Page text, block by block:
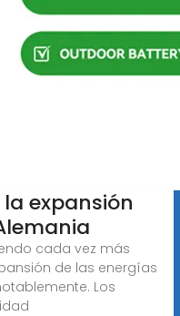
expansión
cada vez más
de las energías
Los